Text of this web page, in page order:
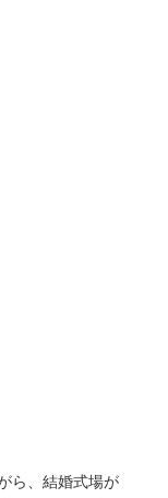
ら、結婚式場が